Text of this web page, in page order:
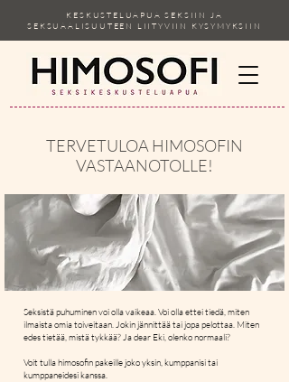
KESKUSTELUAPUA SEKSIIN JA
SEKSUAALISUUTEEN LIITYVIIN KYSYMYKSIIN
TERVETULOA HIMOSOFIN
VASTAANOTOLLE!
Seksistä puhuminen voi olla vaikeaa. Voi olla ettei tiedä, miten
ilmaista omia toiveitaan. Jokin jännittää tai jopa pelottaa. Miten
edes tietää, mistä tykkää? Ja dear Eki, olenko normaali?
Voit tulla himosofin pakeille joko yksin, kumppanisi tai
kumppaneidesi kanssa.